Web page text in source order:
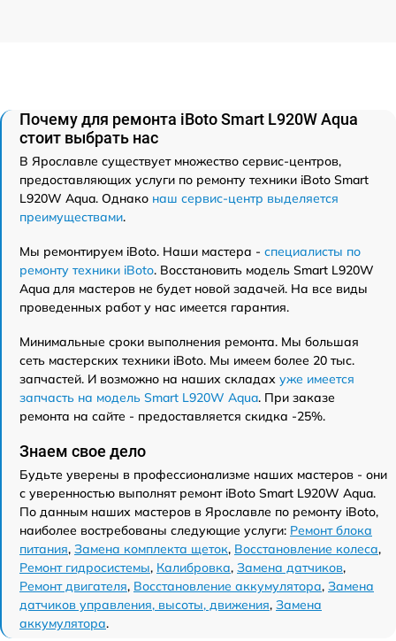
Почему для ремонта iBoto Smart L920W Aqua
стоит выбрать нас
В Ярославле существует множество сервис-центров,
предоставляющих услуги по ремонту техники iBoto Smart
L920W Aqua. Однако наш сервис-центр выделяется
преимуществами.
Мы ремонтируем iBoto. Наши мастера - специалисты по
ремонту техники iBoto. Восстановить модель Smart L920W
Aqua для мастеров не будет новой задачей. На все виды
проведенных работ у нас имеется гарантия.
Минимальные сроки выполнения ремонта. Мы большая
сеть мастерских техники iBoto. Мы имеем более 20 тыс.
запчастей. И возможно на наших складах уже имеется
запчасть на модель Smart L920W Aqua. При заказе
ремонта на сайте - предоставляется скидка -25%.
Знаем свое дело
Будьте уверены в профессионализме наших мастеров - они
с уверенностью выполнят ремонт iBoto Smart L920W Aqua.
По данным наших мастеров в Ярославле по ремонту iBoto,
наиболее востребованы следующие услуги: Ремонт блока
питания, Замена комплекта щеток, Восстановление колеса,
Ремонт гидросистемы, Калибровка, Замена датчиков,
Ремонт двигателя, Восстановление аккумулятора, Замена
датчиков управления, высоты, движения, Замена
аккумулятора.